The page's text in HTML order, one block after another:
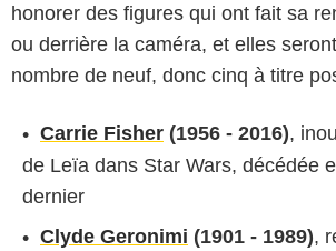
honorer des figures qui ont fait sa
ou derrière la caméra, et elles
nombre de neuf, donc cinq à titre
Carrie Fisher (1956 - 2016),
de Leïa dans Star Wars, décédée
dernier
Clyde Geronimi (1901 - 1989),